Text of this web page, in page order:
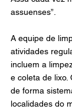
assuenses”.
A equipe de
atividades
incluem a
e coleta de lixo.
de forma
localidades do